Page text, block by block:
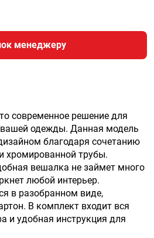
менеджеру
современное решение для
вашей одежды. Данная модель
благодаря сочетанию
трубы.
вешалка не займет много
любой интерьер.
в разобранном виде,
В комплект входит вся
и удобная инструкция для